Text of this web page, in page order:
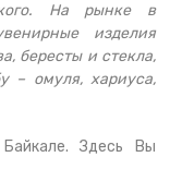
На рынке в
изделия
бересты и стекла,
– омуля, хариуса,
Здесь Вы